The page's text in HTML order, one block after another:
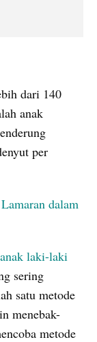
dari 140
anak
per
dalam
anak laki-laki
sering
satu metode
menebak-
metode